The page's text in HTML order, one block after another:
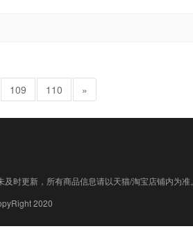
109 110 »
时更新，所有商品信息请以天猫/淘宝店铺内为准。
2020